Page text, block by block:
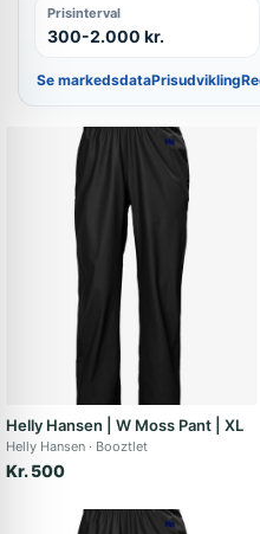
Prisinterval
300-2.000 kr.
Se markedsdataPrisudvikling
Helly Hansen | W Moss Pant | XL
Helly Hansen Booztlet
Kr. 500